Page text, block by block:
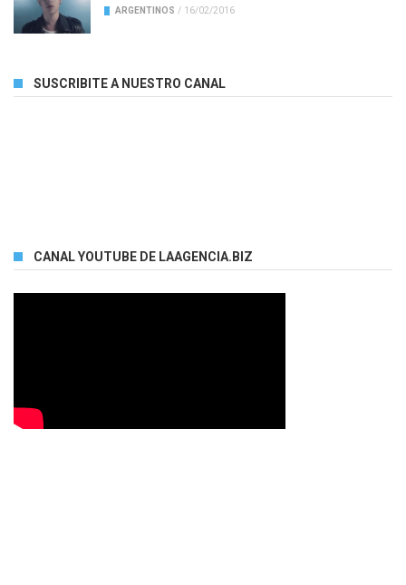
ARGENTINOS / 16/02/2016
SUSCRIBITE A NUESTRO CANAL
CANAL YOUTUBE DE LAAGENCIA.BIZ